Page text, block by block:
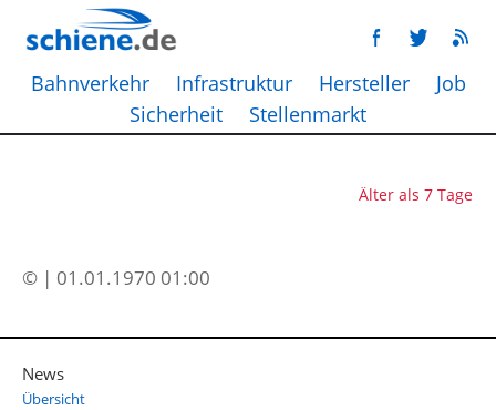
Bahnverkehr Infrastruktur Hersteller
Job
Sicherheit
Stellenmarkt
Älter als 7 Tage
© | 01.01.1970 01:00
News
Übersicht